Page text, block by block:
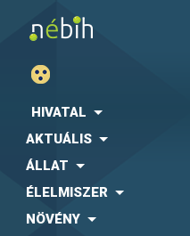
HIVATAL
AKTUÁLIS
ÁLLAT
ÉLELMISZER
NÖVÉNY